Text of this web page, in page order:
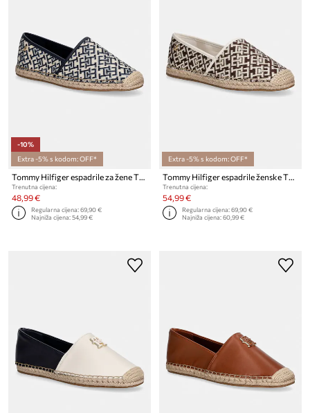
-10%
Extra -5% s kodom: OFF*
Tommy Hilfiger espadrile za žene TH MONOGRAM JACQUARD ESPADRILLE
Trenutna cijena:
48,99 €
Regularna cijena:69,90 €
Najniža cijena:54,99 €
Extra -5% s kodom: OFF*
Tommy Hilfiger espadrile ženske TH MONOGRAM JACQUARD ESPADRILLE
Trenutna cijena:
54,99 €
Regularna cijena:69,90 €
Najniža cijena:60,99 €